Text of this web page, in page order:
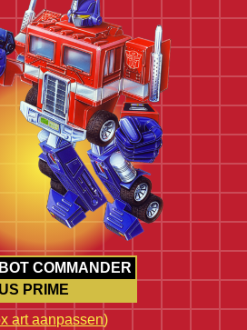
COMMANDER
PRIME
art aanpassen)